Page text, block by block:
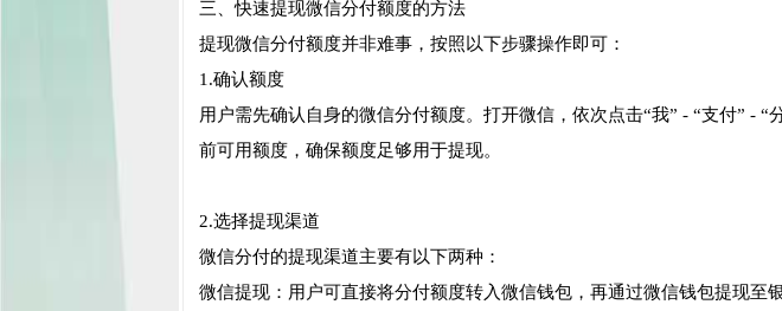
三、快速提现微信分付额度的方法
提现微信分付额度并非难事，按照以下步骤操作即可：
1.确认额度
用户需先确认自身的微信分付额度。打开微信，依次点击“我” - “支付” - “
前可用额度，确保额度足够用于提现。
2.选择提现渠道
微信分付的提现渠道主要有以下两种：
微信提现：用户可直接将分付额度转入微信钱包，再通过微信钱包提现至